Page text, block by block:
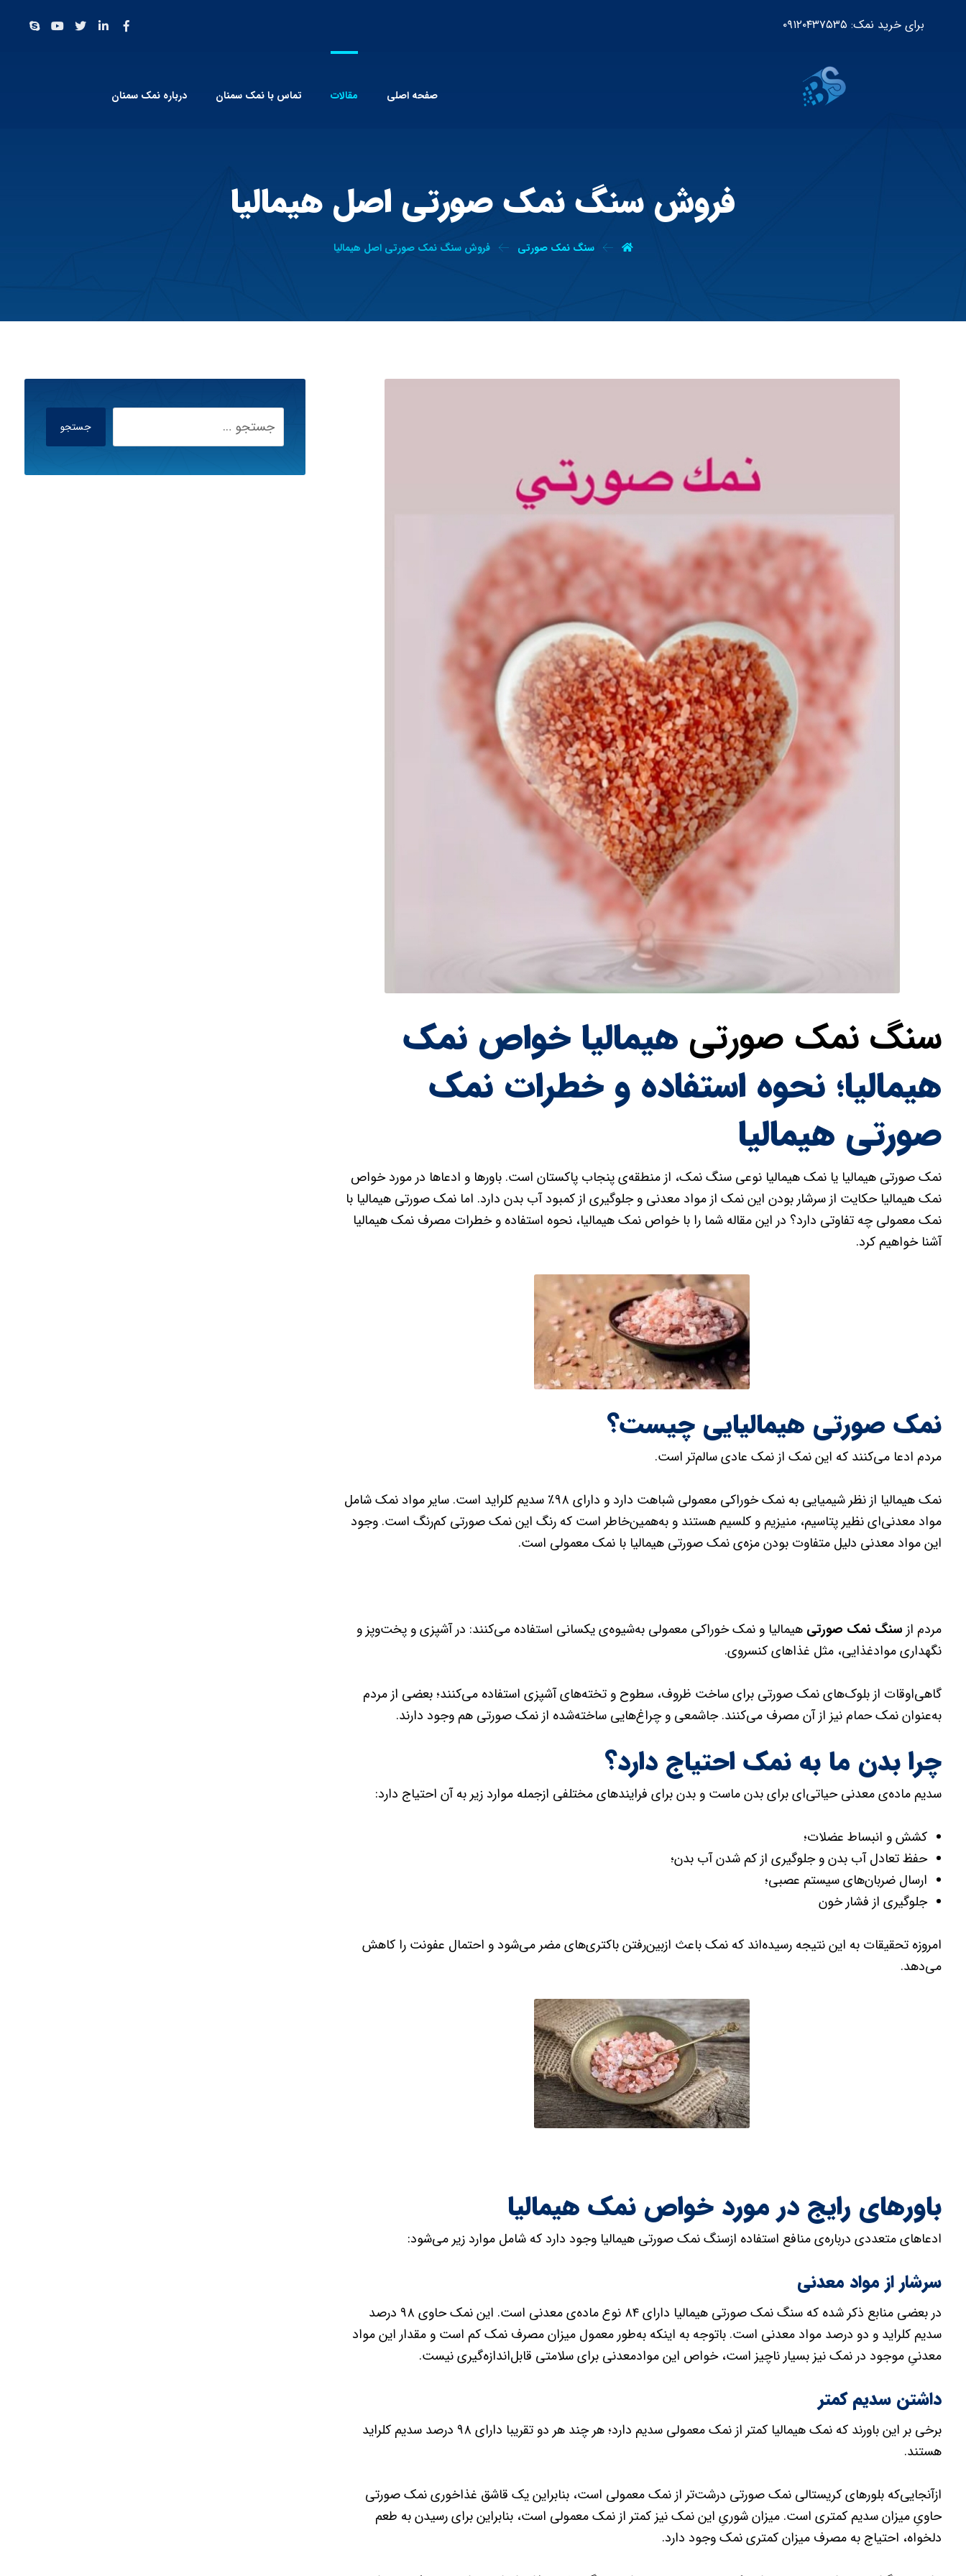
برای خرید نمک: ۰۹۱۲۰۴۳۷۵۳۵
صفحه اصلی مقالات تماس با نمک سمنان درباره نمک سمنان
فروش سنگ نمک صورتی اصل هیمالیا
سنگ نمک صورتی فروش سنگ نمک صورتی اصل هیمالیا
سنگ نمک صورتی هیمالیا خواص نمک
هیمالیا؛ نحوه استفاده و خطرات نمک
صورتی هیمالیا
نمک صورتی هیمالیا یا نمک هیمالیا نوعی سنگ نمک، از منطقه‌ی پنجاب پاکستان است. باورها و ادعاها در مورد خواص
نمک هیمالیا حکایت از سرشار بودن این نمک از مواد معدنی و جلوگیری از کمبود آب بدن دارد. اما نمک صورتی هیمالیا با
نمک معمولی چه تفاوتی دارد؟ در این مقاله شما را با خواص نمک هیمالیا، نحوه استفاده و خطرات مصرف نمک هیمالیا
آشنا خواهیم کرد.
نمک صورتی هیمالیایی چیست‌؟
مردم ادعا می‌کنند که این نمک از نمک‌ عادی سالم‌تر است.
نمک هیمالیا از نظر شیمیایی به نمک خوراکی معمولی شباهت دارد و دارای ۹۸٪ سدیم کلراید است. سایر مواد نمک شامل
مواد‌ معدنی‌ای نظیر پتاسیم، منیزیم و کلسیم هستند و به‌همین‌خاطر است که رنگ این نمک صورتی کم‌رنگ است. وجود
این مواد معدنی دلیل متفاوت بودن مزه‌ی نمک صورتی هیمالیا با نمک‌ معمولی است.
مردم از سنگ نمک صورتی هیمالیا و نمک خوراکی معمولی به‌شیوه‌‌ی یکسانی استفاده می‌کنند: در آشپزی و پخت‌و‌پز و
نگهداری مواد‌غذایی، مثل غذاهای کنسروی.
گاهی‌اوقات از بلوک‌های نمک صورتی برای ساخت ظروف، سطوح و تخته‌های آشپزی استفاده می‌کنند؛ بعضی‌ از مردم
به‌عنوان نمک‌ حمام نیز از آن مصرف می‌کنند. جاشمعی و چراغ‌‌هایی ساخته‌شده از نمک صورتی هم وجود دارند.
چرا بدن ما به نمک احتیاج دارد؟
سدیم ماده‌ی معدنی حیاتی‌ای برای بدن ماست و بدن برای فرایند‌های مختلفی ازجمله موارد زیر به آن احتیاج دارد:
کشش و انبساط عضلات؛
حفظ تعادل آب بدن و جلوگیری از کم شدن آب بدن؛
ارسال ضربان‌های سیستم عصبی؛
جلوگیری از فشار خون
امروزه تحقیقات به این نتیجه رسیده‌اند که نمک باعث ازبین‌رفتن باکتری‌های مضر می‌شود و احتمال عفونت را کاهش
می‌دهد.
باورهای رایج در مورد خواص نمک هیمالیا
ادعاهای متعددی درباره‌ی منافع استفاده‌ ازسنگ نمک صورتی هیمالیا وجود دارد که شامل موارد زیر می‌شود:
سرشار از مواد‌ معدنی
در بعضی منابع ذکر شده که سنگ نمک‌ صورتی هیمالیا دارای ۸۴ نوع ماده‌ی معدنی است. این نمک حاوی ۹۸ درصد
سدیم کلراید و دو درصد مواد‌ معدنی است. با‌توجه به اینکه به‌طور معمول میزان مصرف نمک کم است و مقدار این مواد
معدنیِ موجود در نمک نیز بسیار ناچیز است، خواص این مواد‌معدنی برای سلامتی قابل‌اندازه‌گیری نیست.
داشتن سدیم کمتر
برخی بر‌ این باورند که نمک هیمالیا کمتر از نمک معمولی سدیم دارد؛ هر چند هر دو تقریبا دارای ۹۸ درصد سدیم کلراید
هستند.
ازآنجایی‌که بلورهای کریستالی نمک‌ صورتی درشت‌تر از نمک‌ معمولی است، بنابراین یک قاشق غذاخوری نمک‌ صورتی
حاویِ میزان سدیم کمتری است. میزان شوریِ این نمک نیز کمتر از نمک‌ معمولی است، بنابراین برای رسیدن به طعم
دلخواه، احتیاج به مصرف میزان کمتری نمک وجود دارد.
جستجو